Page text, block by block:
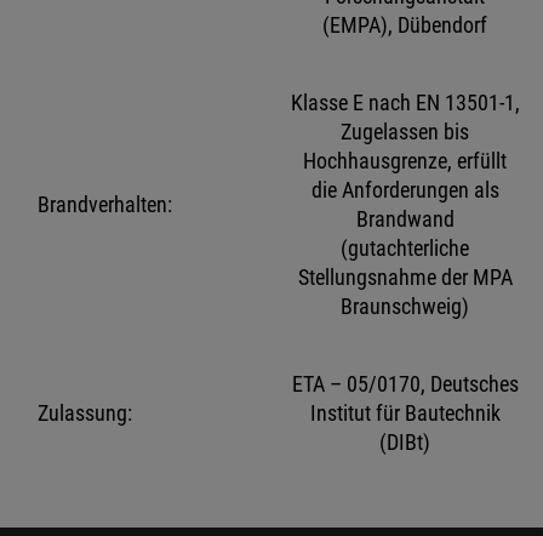
(EMPA), Dübendorf
Brandverhalten:
Klasse E nach EN 13501-1,
Zugelassen bis
Hochhausgrenze, erfüllt
die Anforderungen als
Brandwand
(gutachterliche
Stellungsnahme der MPA
Braunschweig)
Zulassung:
ETA – 05/0170, Deutsches
Institut für Bautechnik
(DIBt)